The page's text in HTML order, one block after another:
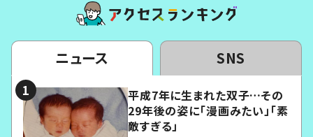
ニュース SNS
平成7年に生まれた双子…その
29年後の姿に「漫画みたい」「素
敵すぎる」